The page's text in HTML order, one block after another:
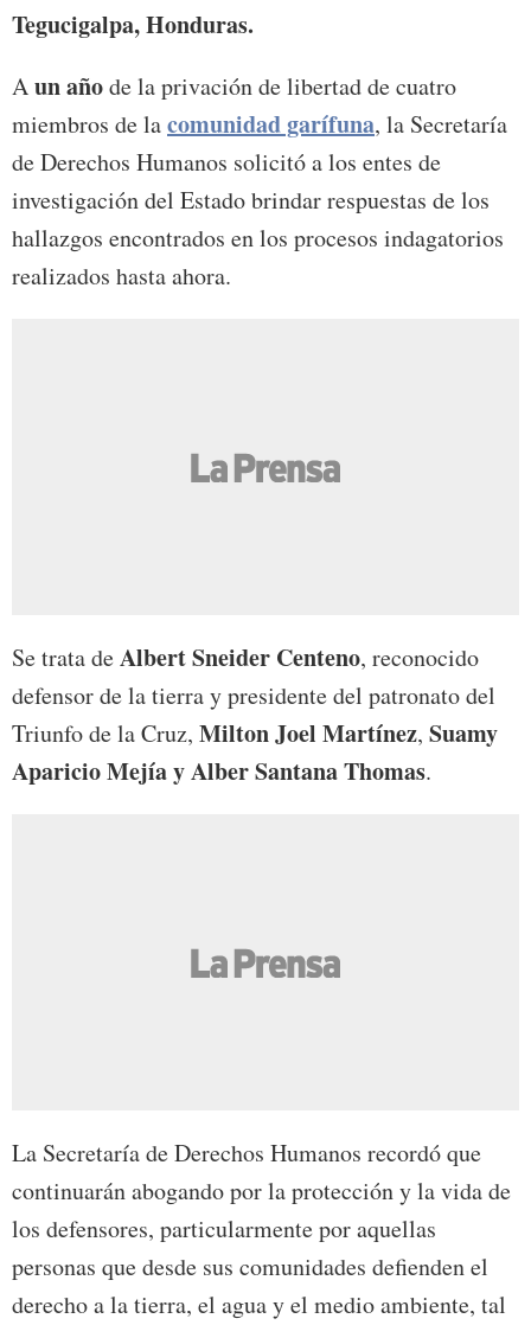
Tegucigalpa, Honduras.
Aun añode la privación de libertad de cuatro
miembros de lacomunidad garífuna, la Secretaría
de Derechos Humanos solicitó a los entes de
investigación del Estado brindar respuestas de los
hallazgos encontrados en los procesos indagatorios
realizados hasta ahora.
Se trata deAlbert Sneider Centeno, reconocido
defensor de la tierra y presidente del patronato del
Triunfo de la Cruz, Milton Joel Martínez, Suamy
Aparicio Mejía y Alber Santana Thomas.
La Secretaría de Derechos Humanos recordó que
continuarán abogando por la protección y la vida de
los defensores, particularmente por aquellas
personas que desde sus comunidades defienden el
derecho a la tierra, el agua y el medio ambiente, tal